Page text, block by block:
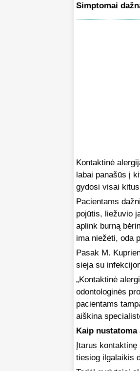
Simptomai
Kontaktinė
labai panašūs į
gydosi visai
Pacientams
pojūtis, liežuvio
aplink burną
ima niežėti, oda
Pasak M.
sieja su
„Kontaktinė
odontologinės
pacientams
aiškina
Kaip nustatoma
Įtarus
tiesiog ilgalaikis